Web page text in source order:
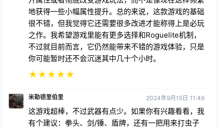
地获得一些小幅属性提升。总的来说，这款游戏的基础
很不错，但我觉得它还需要很多改进才能称得上是必玩
之作。我希望游戏里能有更多选择和Roguelite机制，
不过就目前而言，它仍然能带来不错的游戏体验，只是
你可能暂时还不会沉迷其中几十个小时。
★★★★★
米勒德里伯里 2024年9月15日 11:49
这游戏超棒，不过武器有点少。如果你有兴趣看看，我
有个建议：拳头、剑/锤、盾牌，还有一把用来打虫子